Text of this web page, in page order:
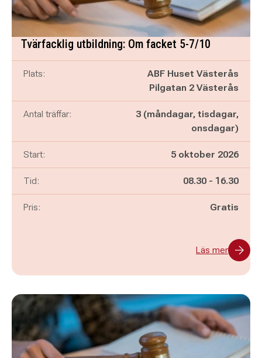
Tvärfacklig utbildning: Om facket 5-7/10
Plats:
ABF Huset Västerås
Pilgatan 2 Västerås
Antal träffar:
3 (måndagar, tisdagar,
onsdagar)
Start: 5 oktober 2026
Tid: Pågår mellan
08.30 - och
16.30
Pris: Gratis
Läs mer